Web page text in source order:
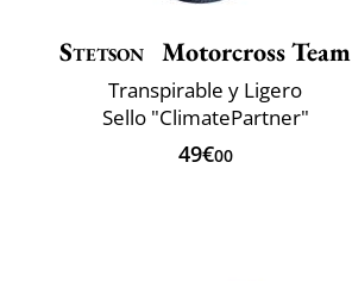
Stetson Motorcross Team
Transpirable y Ligero
Sello "ClimatePartner"
49€00